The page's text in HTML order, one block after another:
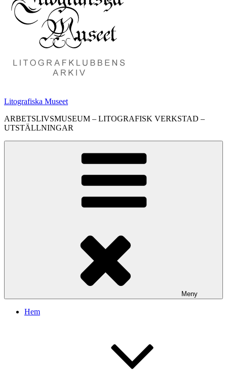
Litografiska Museet
ARBETSLIVSMUSEUM – LITOGRAFISK VERKSTAD –
UTSTÄLLNINGAR
Meny
Hem